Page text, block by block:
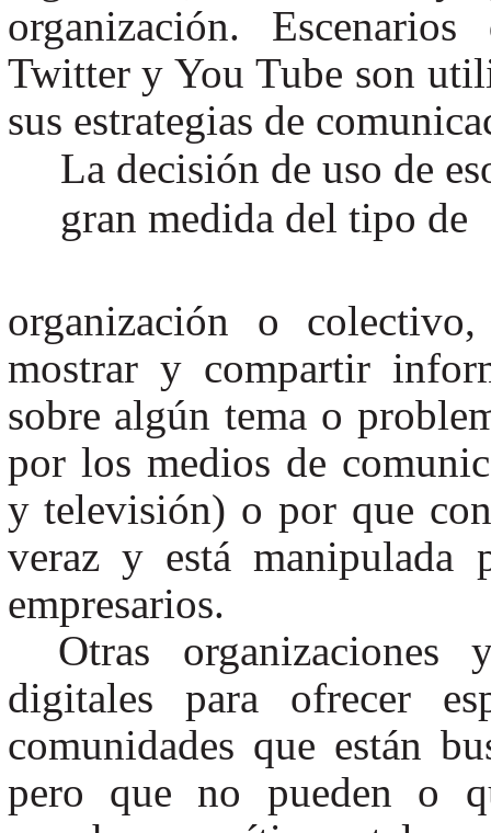
organización.
Twitter y You Tube son
sus estrategias de
La decisión de uso de
gran medida del tipo de
organización o
mostrar y compartir
sobre algún tema o
por los medios de
y televisión) o por que
veraz y está manipulada
empresarios.
Otras
digitales para ofrecer
comunidades que están
pero que no pueden o